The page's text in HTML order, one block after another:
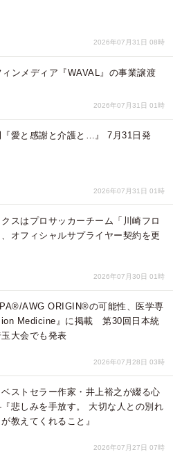
2026年07月31日 08時
ンメディア『WAVAL』の事業譲渡
2026年07月31日 01時
愛と感謝と介護と…』 7月31日発
2026年07月31日 01時
スはプロサッカーチーム「川崎フロ
オフィシャルサプライヤー契約を更
2026年07月30日 01時
AWG ORIGIN®の可能性、医学専
Medicine』に掲載 第30回日本統
大会でも発表
2026年07月28日 03時
ベストセラー作家・井上裕之が綴る心
悲しみを手放す。 大切な人との別れ
教えてくれること』
2026年07月27日 07時